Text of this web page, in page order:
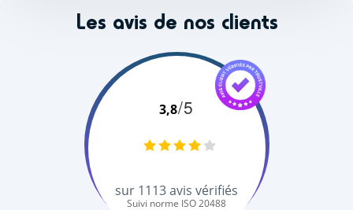
Les avis de nos clients
3,8/5
sur 1113avis vérifiés
Suivi norme ISO 20488